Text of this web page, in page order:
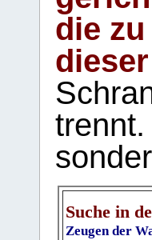
die
Suche in
Zeugen der